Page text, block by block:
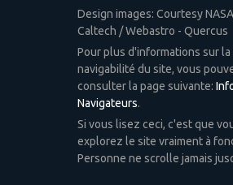
Design images: Courtesy
Caltech / Webastro - Quercus
Pour plus d'informations sur la
navigabilité du site, vous
consulter la page suivante:
Navigateurs.
Si vous lisez ceci, c'est que
explorez le site vraiment à
Personne ne scrolle jamais